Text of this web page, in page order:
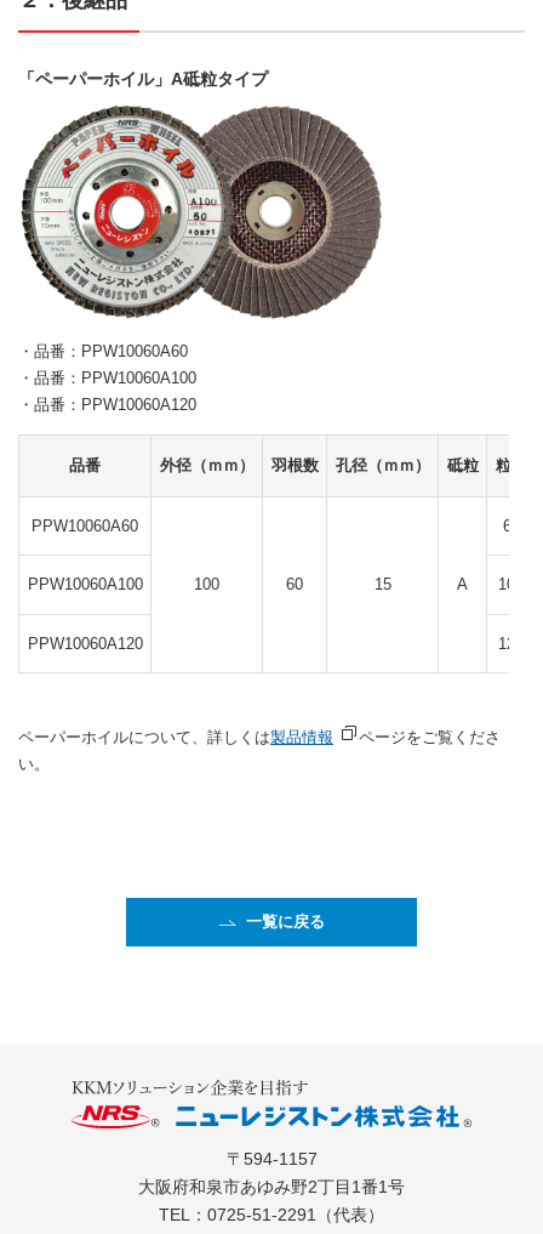
「ペーパーホイル」A砥粒タイプ
・品番：PPW10060A60
・品番：PPW10060A100
・品番：PPW10060A120
品番 外径（ｍｍ） 羽根数 孔径（ｍｍ） 砥粒 粒度
PPW10060A60
100 60 15 A
60
PPW10060A100 100
PPW10060A120 120
ペーパーホイルについて、詳しくは製品情報
ページをご覧くださ
い。
一覧に戻る
〒594-1157
大阪府和泉市あゆみ野2丁目1番1号
TEL： 0725-51-2291 （代表）